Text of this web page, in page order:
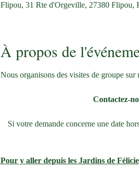
Flipou, 31 Rte d'Orgeville, 27380 Flipou,
À propos de
Nous organisons des visites de groupe sur
Contactez-
Si votre demande concerne une date
Pour y aller depuis les Jardins de Félicie